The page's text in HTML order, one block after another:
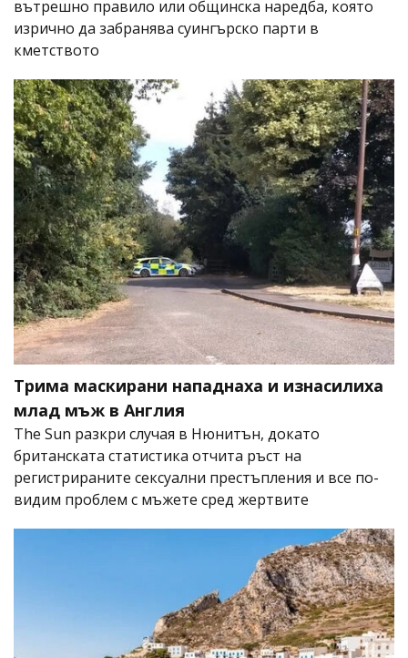
вътрешно правило или общинска наредба, която
изрично да забранява суингърско парти в
кметството
Трима маскирани нападнаха и изнасилиха
млад мъж в Англия
The Sun разкри случая в Нюнитън, докато
британската статистика отчита ръст на
регистрираните сексуални престъпления и все по-
видим проблем с мъжете сред жертвите